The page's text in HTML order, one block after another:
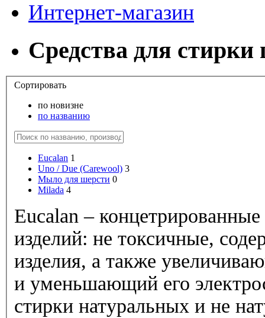
Интернет-магазин
Средства для стирки
Сортировать
по новизне
по названию
Eucalan 1
Uno / Due (Carewool) 3
Мыло для шерсти 0
Milada 4
Eucalan –
изделий: не токсичные,
изделия, а также
и уменьшающий его
стирки натуральных и не